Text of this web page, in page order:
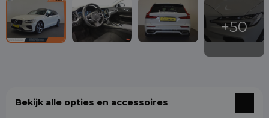
Bekijk alle opties en accessoires